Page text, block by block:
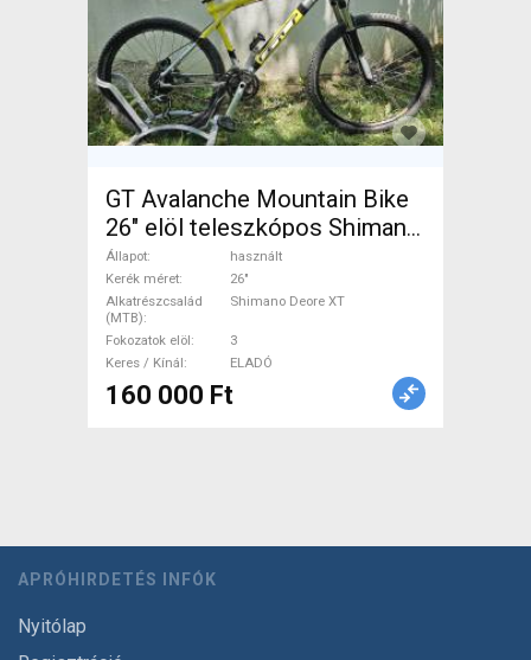
GT Avalanche Mountain Bike
26" elöl teleszkópos Shimano
Deore XT használt ELADÓ
Állapot
használt
Kerék méret
26"
Alkatrészcsalád
(MTB)
Shimano Deore XT
Fokozatok elöl
3
Keres / Kínál
ELADÓ
160 000 Ft
APRÓHIRDETÉS INFÓK
Nyitólap